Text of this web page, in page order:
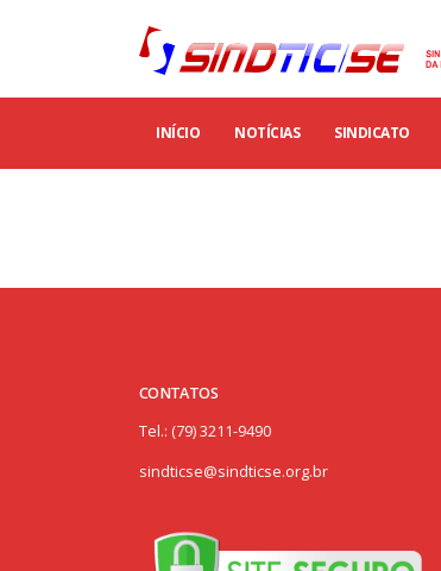
INÍCIO NOTÍCIAS SINDICATO
CONTATOS
Tel.: (79) 3211-9490
sindticse@sindticse.org.br